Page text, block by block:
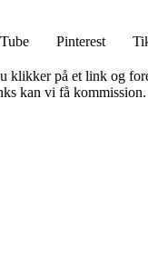
Pinterest
på et link og
kan vi få